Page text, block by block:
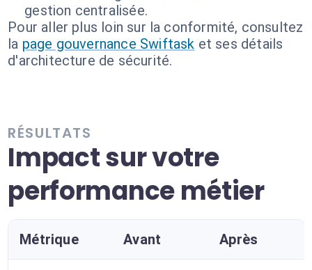
gestion centralisée.
Pour aller plus loin sur la conformité, consultez
la page gouvernance Swiftask et ses détails
d'architecture de sécurité.
RÉSULTATS
Impact sur votre
performance métier
Métrique Avant Après